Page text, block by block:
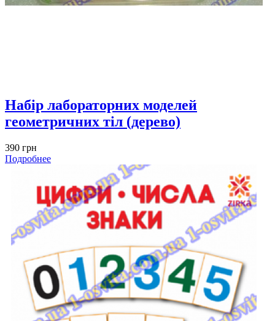
Набір лабораторних моделей
геометричних тіл (дерево)
390 грн
Подробнее